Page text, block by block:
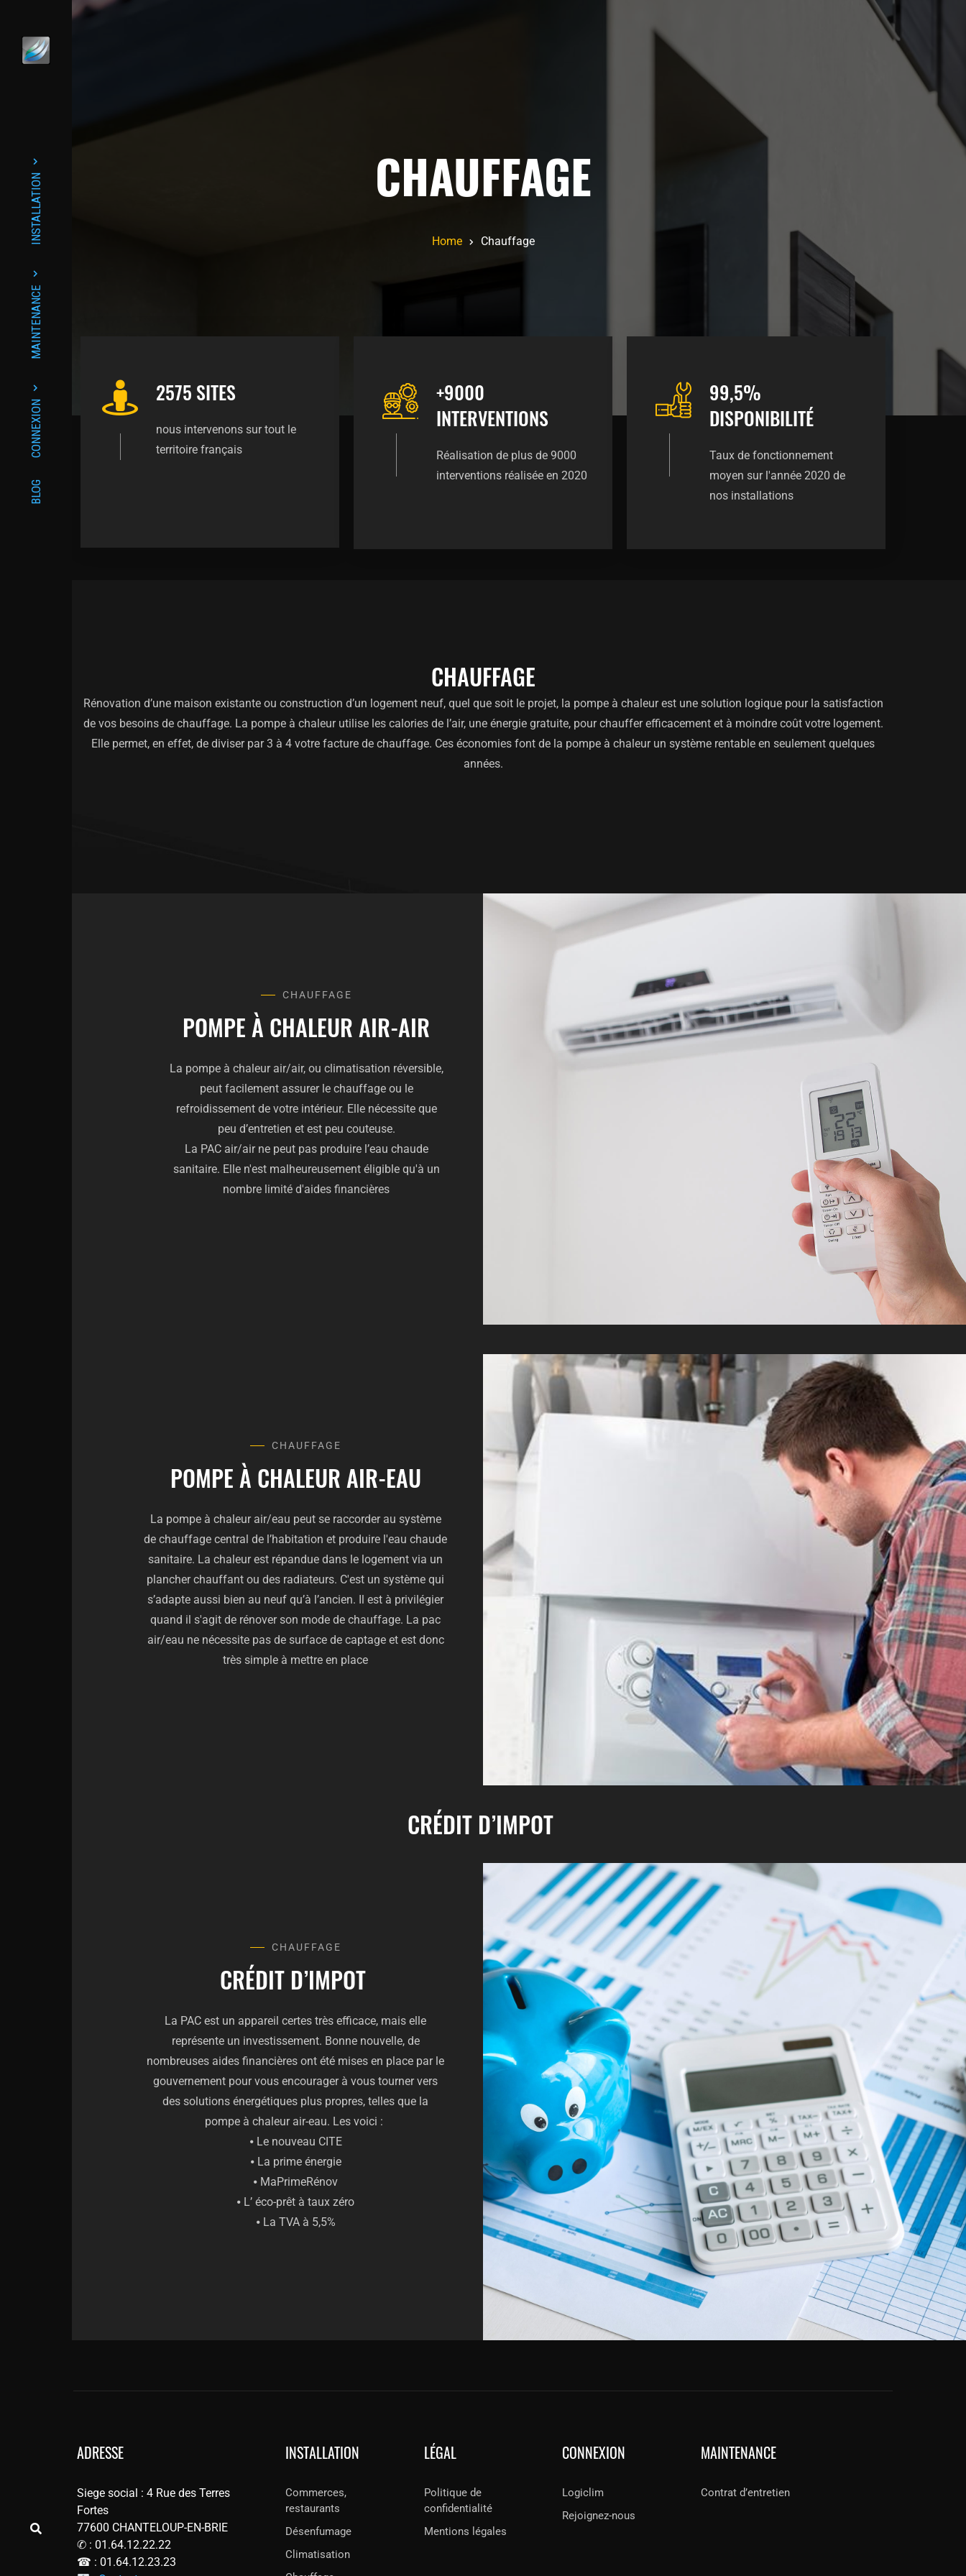
INSTALLATION
MAINTENANCE
CONNEXION
BLOG
CHAUFFAGE
Home Chauffage
2575 SITES
nous intervenons sur tout le
territoire français
+9000
INTERVENTIONS
Réalisation de plus de 9000
interventions réalisée en 2020
99,5%
DISPONIBILITÉ
Taux de fonctionnement
moyen sur l'année 2020 de
nos installations
CHAUFFAGE
Rénovation d’une maison existante ou construction d’un logement neuf, quel que soit le projet, la pompe à chaleur est une solution logique pour la satisfaction
de vos besoins de chauffage. La pompe à chaleur utilise les calories de l’air, une énergie gratuite, pour chauffer efficacement et à moindre coût votre logement.
Elle permet, en effet, de diviser par 3 à 4 votre facture de chauffage. Ces économies font de la pompe à chaleur un système rentable en seulement quelques
années.
CHAUFFAGE
POMPE À CHALEUR AIR-AIR
La pompe à chaleur air/air, ou climatisation réversible,
peut facilement assurer le chauffage ou le
refroidissement de votre intérieur. Elle nécessite que
peu d’entretien et est peu couteuse.
La PAC air/air ne peut pas produire l’eau chaude
sanitaire. Elle n'est malheureusement éligible qu'à un
nombre limité d'aides financières
CHAUFFAGE
POMPE À CHALEUR AIR-EAU
La pompe à chaleur air/eau peut se raccorder au système
de chauffage central de l’habitation et produire l'eau chaude
sanitaire. La chaleur est répandue dans le logement via un
plancher chauffant ou des radiateurs. C'est un système qui
s’adapte aussi bien au neuf qu’à l’ancien. Il est à privilégier
quand il s'agit de rénover son mode de chauffage. La pac
air/eau ne nécessite pas de surface de captage et est donc
très simple à mettre en place
CRÉDIT D’IMPOT
CHAUFFAGE
CRÉDIT D’IMPOT
La PAC est un appareil certes très efficace, mais elle
représente un investissement. Bonne nouvelle, de
nombreuses aides financières ont été mises en place par le
gouvernement pour vous encourager à vous tourner vers
des solutions énergétiques plus propres, telles que la
pompe à chaleur air-eau. Les voici :
⦁ Le nouveau CITE
⦁ La prime énergie
⦁ MaPrimeRénov
⦁ L’ éco-prêt à taux zéro
⦁ La TVA à 5,5%
ADRESSE
Siege social : 4 Rue des Terres
Fortes
77600 CHANTELOUP-EN-BRIE
✆ : 01.64.12.22.22
☎ : 01.64.12.23.23
INSTALLATION
Commerces,
restaurants
Désenfumage
Climatisation
LÉGAL
Politique de
confidentialité
Mentions légales
CONNEXION
Logiclim
Rejoignez-nous
MAINTENANCE
Contrat d’entretien